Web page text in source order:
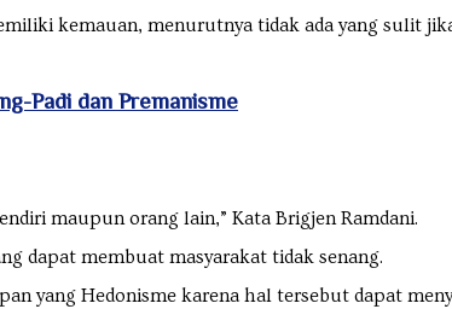
kemauan, menurutnya tidak ada yang sulit
Padi dan Premanisme
maupun orang lain,” Kata Brigjen Ramdani.
dapat membuat masyarakat tidak senang.
yang Hedonisme karena hal tersebut dapat